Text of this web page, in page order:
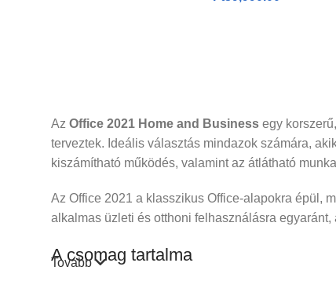
Az Office 2021 Home and Business egy
terveztek. Ideális választás mindazok számára,
kiszámítható működés, valamint az átlátható
Az Office 2021 a klasszikus Office-alapokra épül,
alkalmas üzleti és otthoni felhasználásra
A csomag tartalma
Tovább